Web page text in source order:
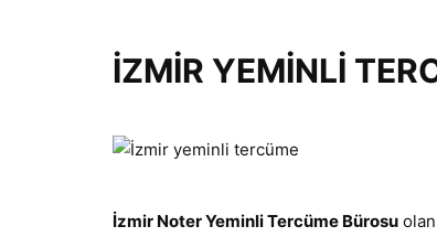
İZMİR YEMİNLİ
İzmir Noter Yeminli Tercüme Bürosu